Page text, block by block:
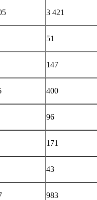
3 421
51
147
400
96
171
43
983